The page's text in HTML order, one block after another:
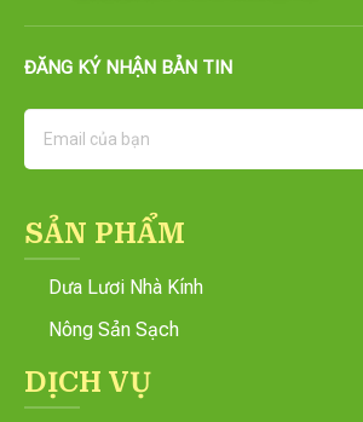
ĐĂNG KÝ NHẬN BẢN TIN
SẢN PHẨM
Dưa Lươi Nhà Kính
Nông Sản Sạch
DỊCH VỤ